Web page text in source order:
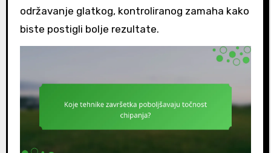
održavanje glatkog, kontroliranog zamaha kako
biste postigli bolje rezultate.